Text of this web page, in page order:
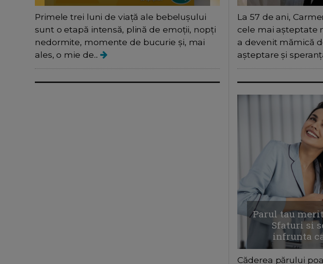
Primele trei luni de viață ale bebelușului
sunt o etapă intensă, plină de emoții, nopți
nedormite, momente de bucurie și, mai
ales, o mie de...
La 57 de ani,
cele mai așteptate
a devenit mămică
așteptare și
Parul tau
Sfaturi si
infrunta
Căderea părului